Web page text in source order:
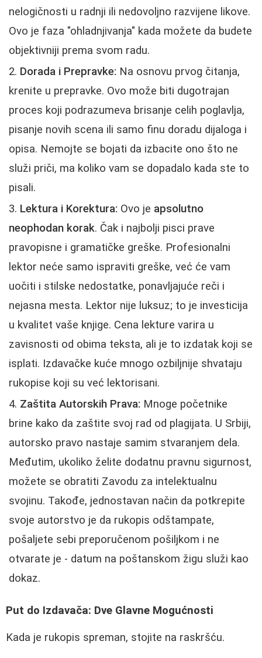
nelogičnosti u radnji ili nedovoljno razvijene likove.
Ovo je faza "ohladnjivanja" kada možete da budete
objektivniji prema svom radu.
Dorada i Prepravke: Na osnovu prvog čitanja,
krenite u prepravke. Ovo može biti dugotrajan
proces koji podrazumeva brisanje celih poglavlja,
pisanje novih scena ili samo finu doradu dijaloga i
opisa. Nemojte se bojati da izbacite ono što ne
služi priči, ma koliko vam se dopadalo kada ste to
pisali.
Lektura i Korektura: Ovo je apsolutno
neophodan korak. Čak i najbolji pisci prave
pravopisne i gramatičke greške. Profesionalni
lektor neće samo ispraviti greške, već će vam
uočiti i stilske nedostatke, ponavljajuće reči i
nejasna mesta. Lektor nije luksuz; to je investicija
u kvalitet vaše knjige. Cena lekture varira u
zavisnosti od obima teksta, ali je to izdatak koji se
isplati. Izdavačke kuće mnogo ozbiljnije shvataju
rukopise koji su već lektorisani.
Zaštita Autorskih Prava: Mnoge početnike
brine kako da zaštite svoj rad od plagijata. U Srbiji,
autorsko pravo nastaje samim stvaranjem dela.
Međutim, ukoliko želite dodatnu pravnu sigurnost,
možete se obratiti Zavodu za intelektualnu
svojinu. Takođe, jednostavan način da potkrepite
svoje autorstvo je da rukopis odštampate,
pošaljete sebi preporučenom pošiljkom i ne
otvarate je - datum na poštanskom žigu služi kao
dokaz.
Put do Izdavača: Dve Glavne Mogućnosti
Kada je rukopis spreman, stojite na raskršću.